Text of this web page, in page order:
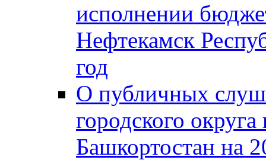
исполнении
Нефтекамск
год
О публичных
городского
Башкортостан на